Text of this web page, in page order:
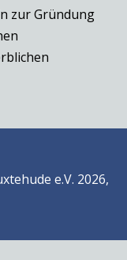
zur Gründung
e.V. 2026,